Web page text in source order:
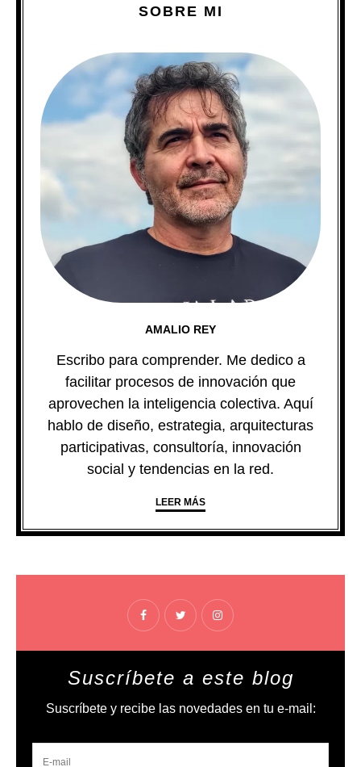
SOBRE MI
AMALIO REY
Escribo para comprender. Me dedico a
facilitar procesos de innovación que
aprovechen la inteligencia colectiva. Aquí
hablo de diseño, estrategia, arquitecturas
participativas, consultoría, innovación
social y tendencias en la red.
LEER MÁS
Suscríbete a este blog
Suscríbete y recibe las novedades en tu e-mail: